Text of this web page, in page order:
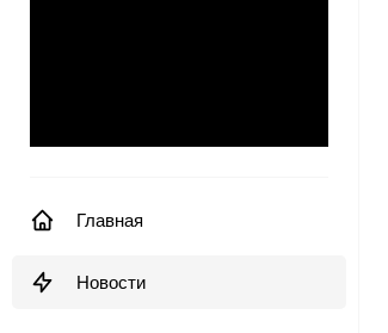
Главная
Новости